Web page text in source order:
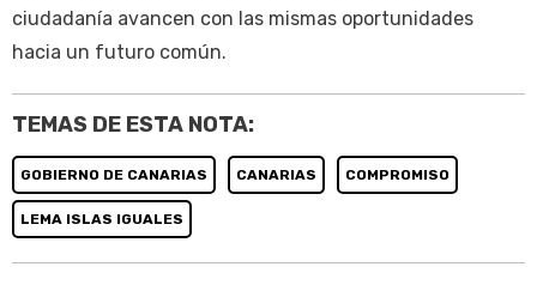
ciudadanía avancen con las mismas oportunidades
hacia un futuro común.
TEMAS DE ESTA NOTA:
GOBIERNO DE CANARIAS CANARIAS COMPROMISO
LEMA ISLAS IGUALES